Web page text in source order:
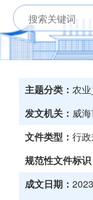
主题分类：农
发文机关： 威
文件类型：行
规范性文件标
成文日期：